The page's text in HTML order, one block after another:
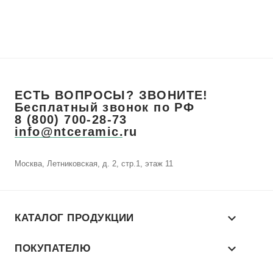
ЕСТЬ ВОПРОСЫ? ЗВОНИТЕ!
Бесплатный звонок по РФ
8 (800) 700-28-73
info@ntceramic.ru
Москва, Летниковская, д. 2, стр.1, этаж 11
КАТАЛОГ ПРОДУКЦИИ
ПОКУПАТЕЛЮ